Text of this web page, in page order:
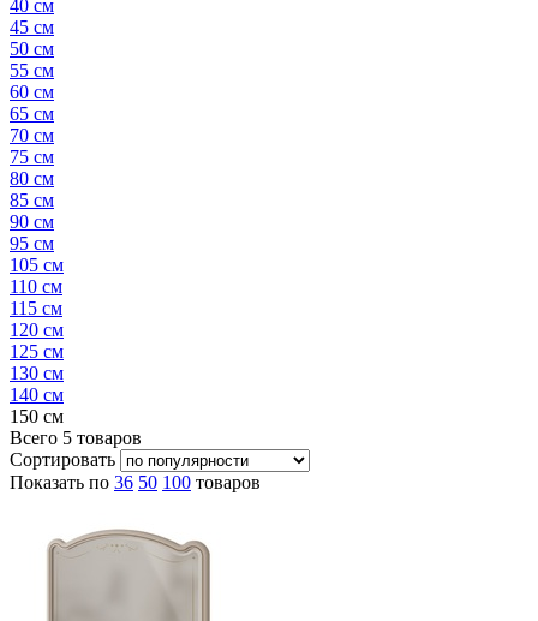
40 см
45 см
50 см
55 см
60 см
65 см
70 см
75 см
80 см
85 см
90 см
95 см
105 см
110 см
115 см
120 см
125 см
130 см
140 см
150 см
Всего 5 товаров
Сортировать
Показать по 36 50 100 товаров